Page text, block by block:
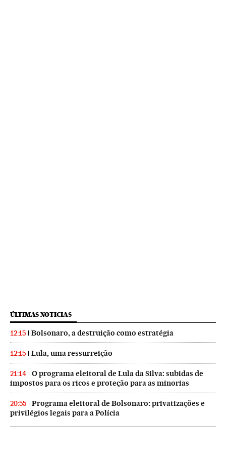
ÚLTIMAS NOTICIAS
12:15 Bolsonaro, a destruição como estratégia
12:15 Lula, uma ressurreição
21:14
O programa eleitoral de Lula da Silva: subidas de
impostos para os ricos e proteção para as minorias
20:55
Programa eleitoral de Bolsonaro: privatizações e
privilégios legais para a Polícia